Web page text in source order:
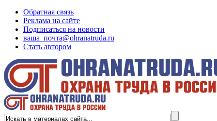
Обратная связь
Реклама на сайте
Подписаться на новости
ваша_почта@ohranatruda.ru
Стать автором